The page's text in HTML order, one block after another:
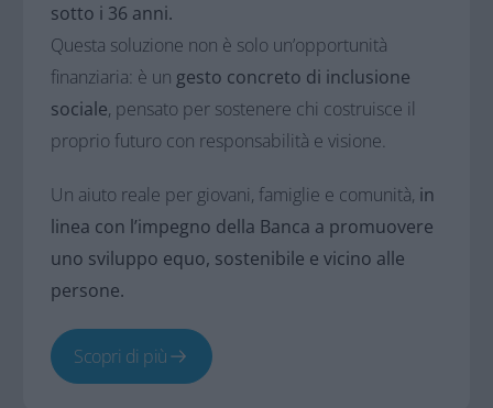
sotto i 36 anni.
Questa soluzione non è solo un’opportunità
finanziaria: è un gesto concreto di inclusione
sociale, pensato per sostenere chi costruisce il
proprio futuro con responsabilità e visione.
Un aiuto reale per giovani, famiglie e comunità, in
linea con l’impegno della Banca a promuovere
uno sviluppo equo, sostenibile e vicino alle
persone.
Scopri di più